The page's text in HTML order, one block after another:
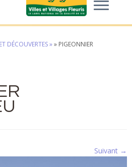
DÉCOUVERTES »» PIGEONNIER
Suivant →